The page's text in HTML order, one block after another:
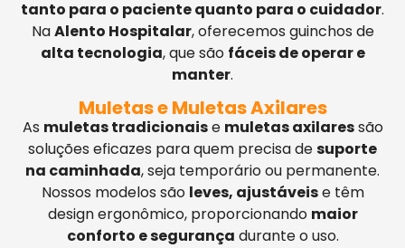
tanto para o paciente quanto para o cuidador.
NaAlento Hospitalar, oferecemos guinchos de
alta tecnologia, que são fáceis de operar e
manter.
Muletas e Muletas Axilares
As muletas tradicionaise muletas axilaressão
soluções eficazes para quem precisa desuporte
na caminhada, seja temporário ou permanente.
Nossos modelos são leves, ajustáveise têm
design ergonômico, proporcionando maior
conforto e segurança durante o uso.